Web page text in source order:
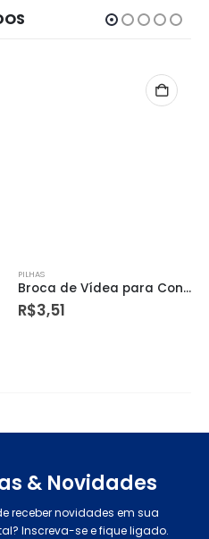
PILHAS
Broca de Vídea para Concreto e Alvenaria 4,0mm 5/32″ – Tramontina
R$3,51
& Novidades
receber novidades em sua
Inscreva-se e fique ligado.